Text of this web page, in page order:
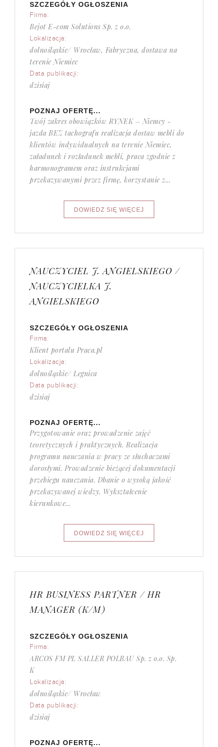
SZCZEGÓŁY OGŁOSZENIA
Firma:
Bejot E-com Solutions Sp. z o.o.
Lokalizacja:
dolnośląskie/ Wrocław, Fabryczna, dostawa na
terenie Niemiec
Data publikacji:
dzisiaj
POZNAJ OFERTĘ...
Twój zakres obowiązków RYNEK – Niemcy -
jazda BEZ tachografu realizacja dostaw mebli do
klientów indywidualnych na terenie Niemiec,
załadunek i rozładunek mebli, praca zgodnie z
harmonogramem oraz instrukcjami
przekazywanymi przez firmę, korzystanie z...
NAUCZYCIEL J. ANGIELSKIEGO /
NAUCZYCIELKA J.
ANGIELSKIEGO
SZCZEGÓŁY OGŁOSZENIA
Firma:
Klient portalu Praca.pl
Lokalizacja:
dolnośląskie/ Legnica
Data publikacji:
dzisiaj
POZNAJ OFERTĘ...
Przygotowanie oraz prowadzenie zajęć
teoretycznych i praktycznych. Realizacja
programu nauczania w pracy ze słuchaczami
dorosłymi. Prowadzenie bieżącej dokumentacji
przebiegu nauczania. Dbanie o wysoką jakość
przekazywanej wiedzy. Wykształcenie
kierunkowe...
HR BUSINESS PARTNER / HR
MANAGER (K/M)
SZCZEGÓŁY OGŁOSZENIA
Firma:
ARCOS FM PL SALLER POLBAU Sp. z o.o. Sp.
K
Lokalizacja:
dolnośląskie/ Wrocław
Data publikacji:
dzisiaj
POZNAJ OFERTĘ...